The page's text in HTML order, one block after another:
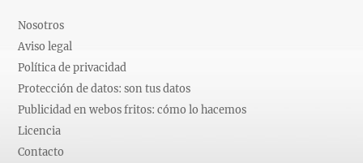
Nosotros
Aviso legal
Política de privacidad
Protección de datos: son tus datos
Publicidad en webos fritos: cómo lo hacemos
Licencia
Contacto